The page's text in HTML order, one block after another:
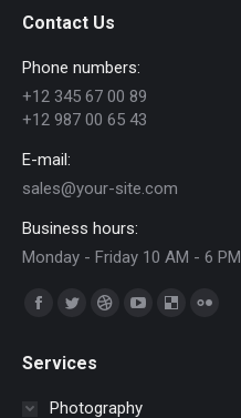
Contact Us
Phone numbers:
+12 345 67 00 89
+12 987 00 65 43
E-mail:
sales@your-site.com
Business hours:
Monday - Friday 10 AM - 6 PM
Trouvez nous sur :
Facebook
opens
Twitter
opens
in
Dribble
in
YouTube
in
Delicious
Services
Photography